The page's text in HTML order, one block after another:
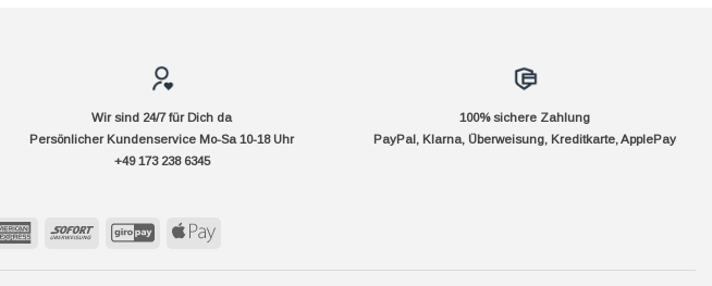
Wir sind 24/7 für Dich da
Persönlicher Kundenservice Mo-Sa 10-18 Uhr
+49 173 238 6345
100% sichere Zahlung
PayPal, Klarna, Überweisung, Kreditkarte, ApplePay
AmericanSofort GiroPay Apple